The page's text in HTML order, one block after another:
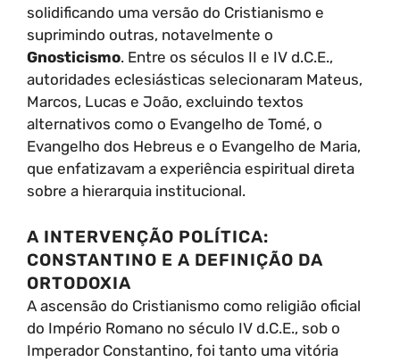
solidificando uma versão do Cristianismo e
suprimindo outras, notavelmente o
Gnosticismo. Entre os séculos II e IV d.C.E.,
autoridades eclesiásticas selecionaram Mateus,
Marcos, Lucas e João, excluindo textos
alternativos como o Evangelho de Tomé, o
Evangelho dos Hebreus e o Evangelho de Maria,
que enfatizavam a experiência espiritual direta
sobre a hierarquia institucional.
A INTERVENÇÃO POLÍTICA:
CONSTANTINO E A DEFINIÇÃO DA
ORTODOXIA
A ascensão do Cristianismo como religião oficial
do Império Romano no século IV d.C.E., sob o
Imperador Constantino, foi tanto uma vitória